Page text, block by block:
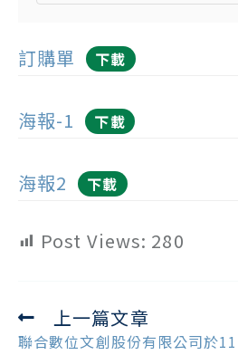
訂購單 下載
海報-1 下載
海報2 下載
Post Views: 280
Read
more
上一篇文章
聯合數位文創股份有限公司於